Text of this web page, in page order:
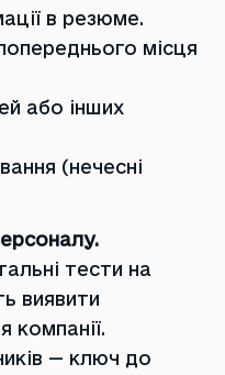
в резюме.
місця
або інших
(нечесні
тести на
виявити
компанії.
— ключ до